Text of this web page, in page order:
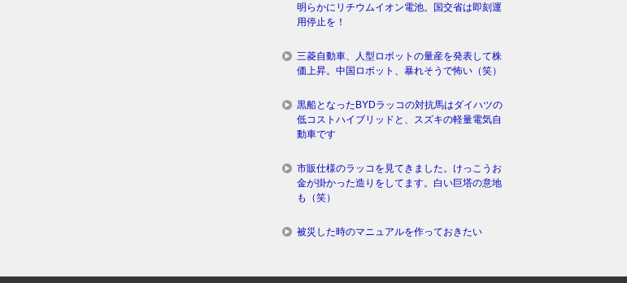
明らかにリチウムイオン電池。国交省は即刻運
用停止を！
三菱自動車、人型ロボットの量産を発表して株
価上昇。中国ロボット、暴れそうで怖い（笑）
黒船となったBYDラッコの対抗馬はダイハツの
低コストハイブリッドと、スズキの軽量電気自
動車です
市販仕様のラッコを見てきました。けっこうお
金が掛かった造りをしてます。白い巨塔の意地
も（笑）
被災した時のマニュアルを作っておきたい